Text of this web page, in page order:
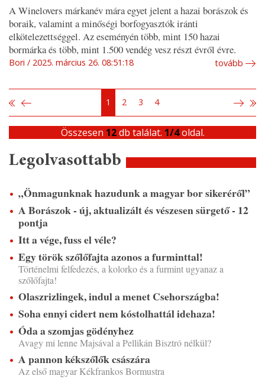
A Winelovers márkanév mára egyet jelent a hazai borászok és
boraik, valamint a minőségi borfogyasztók iránti
elkötelezettséggel. Az eseményén több, mint 150 hazai
bormárka és több, mint 1.500 vendég vesz részt évről évre.
Bori 2025. március 26. 08:51:18 tovább
1 2 3 4
Összesen 12db találat. 1/4oldal.
Legolvasottabb
„Önmagunknak hazudunk a magyar bor sikeréről”
A Borászok - új, aktualizált és vészesen sürgető - 12
pontja
Itt a vége, fuss el véle?
Egy török szőlőfajta azonos a furminttal!
Történelmi felfedezés, a kolorko és a furmint ugyanaz a
szőlőfajta!
Olaszrizlingek, indul a menet Csehországba!
Soha ennyi cidert nem kóstolhattál idehaza!
Óda a szomjas gödényhez
Avagy mi lenne Majsával a Pellikán Bisztró nélkül?
A pannon kékszőlők császára
Az első magyar Kékfrankos Bormustra